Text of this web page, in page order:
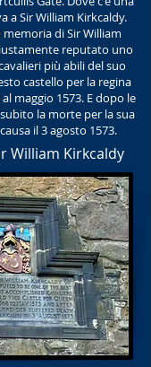
a Sir William Kirkcaldy.
di Sir William
reputato uno
più abili del suo
castello per la regina
maggio 1573. E dopo le
la morte per la sua
il 3 agosto 1573.
William Kirkcaldy